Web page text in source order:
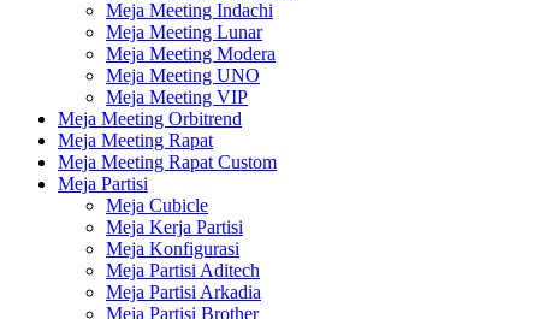
Meja Meeting Indachi
Meja Meeting Lunar
Meja Meeting Modera
Meja Meeting UNO
Meja Meeting VIP
Meja Meeting Orbitrend
Meja Meeting Rapat
Meja Meeting Rapat Custom
Meja Partisi
Meja Cubicle
Meja Kerja Partisi
Meja Konfigurasi
Meja Partisi Aditech
Meja Partisi Arkadia
Meja Partisi Brother